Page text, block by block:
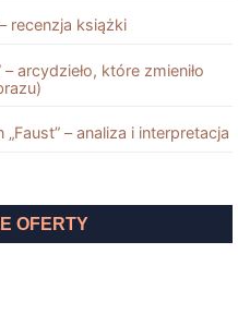
recenzja książki
arcydzieło, które zmieniło
– analiza i interpretacja
OFERTY